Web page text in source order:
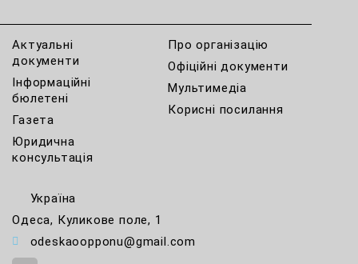
Актуальні
документи
Інформаційні
бюлетені
Газета
Юридична
консультація
Про організацію
Офіційні документи
Мультимедіа
Корисні посилання
Україна
Одеса, Куликове поле, 1
odeskaoopponu@gmail.com